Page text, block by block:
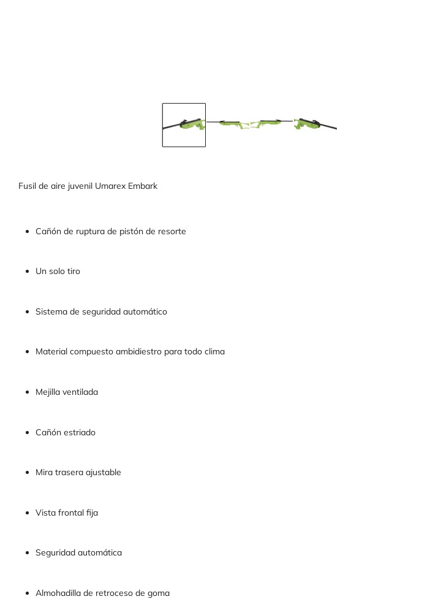
Fusil de aire juvenil Umarex Embark
Cañón de ruptura de pistón de resorte
Un solo tiro
Sistema de seguridad automático
Material compuesto ambidiestro para todo clima
Mejilla ventilada
Cañón estriado
Mira trasera ajustable
Vista frontal fija
Seguridad automática
Almohadilla de retroceso de goma